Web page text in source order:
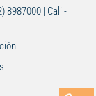
8987000 | Cali -